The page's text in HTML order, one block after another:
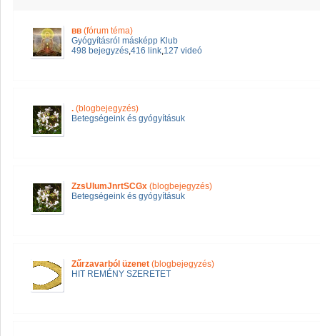
вв (fórum téma)
Gyógyításról másképp Klub
498 bejegyzés,416 link,127 videó
. (blogbejegyzés)
Betegségeink és gyógyításuk
ZzsUIumJnrtSCGx (blogbejegyzés)
Betegségeink és gyógyításuk
Zűrzavarból üzenet (blogbejegyzés)
HIT REMÉNY SZERETET